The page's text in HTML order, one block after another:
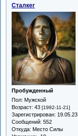
Сталкеr
Пробужденный
Пол: Мужской
Возраст: 43 [1982-11-21]
Зарегистрирован: 19.05.23
Сообщений: 552
Откуда: Место Силы